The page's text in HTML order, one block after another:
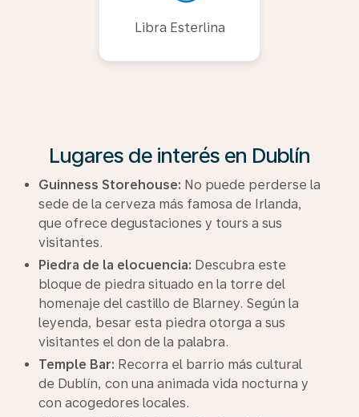
Libra Esterlina
Lugares de interés en Dublín
Guinness Storehouse: No puede perderse la
sede de la cerveza más famosa de Irlanda,
que ofrece degustaciones y tours a sus
visitantes.
Piedra de la elocuencia: Descubra este
bloque de piedra situado en la torre del
homenaje del castillo de Blarney. Según la
leyenda, besar esta piedra otorga a sus
visitantes el don de la palabra.
Temple Bar: Recorra el barrio más cultural
de Dublín, con una animada vida nocturna y
con acogedores locales.